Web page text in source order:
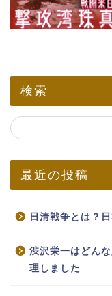
検索
最近の投稿
日清戦争とは？
渋沢栄一はどん
理しました